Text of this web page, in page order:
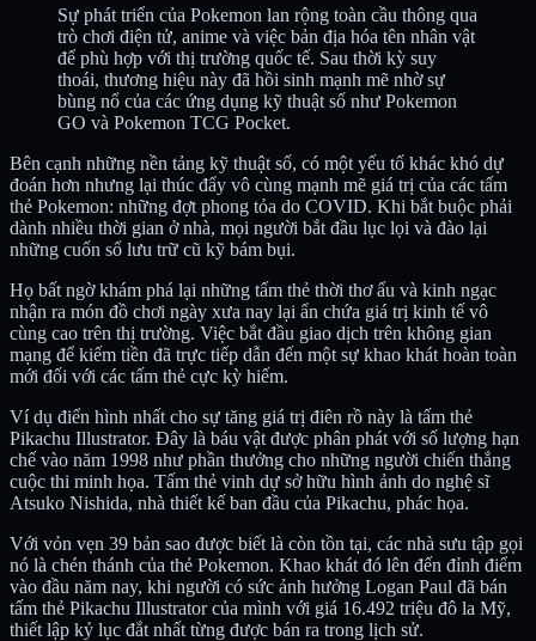
Sự phát triển của Pokemon lan rộng toàn cầu thông qua
trò chơi điện tử, anime và việc bản địa hóa tên nhân vật
để phù hợp với thị trường quốc tế. Sau thời kỳ suy
thoái, thương hiệu này đã hồi sinh mạnh mẽ nhờ sự
bùng nổ của các ứng dụng kỹ thuật số như Pokemon
GO và Pokemon TCG Pocket.
Bên cạnh những nền tảng kỹ thuật số, có một yếu tố khác khó dự
đoán hơn nhưng lại thúc đẩy vô cùng mạnh mẽ giá trị của các tấm
thẻ Pokemon: những đợt phong tỏa do COVID. Khi bắt buộc phải
dành nhiều thời gian ở nhà, mọi người bắt đầu lục lọi và đào lại
những cuốn sổ lưu trữ cũ kỹ bám bụi.
Họ bất ngờ khám phá lại những tấm thẻ thời thơ ấu và kinh ngạc
nhận ra món đồ chơi ngày xưa nay lại ẩn chứa giá trị kinh tế vô
cùng cao trên thị trường. Việc bắt đầu giao dịch trên không gian
mạng để kiếm tiền đã trực tiếp dẫn đến một sự khao khát hoàn toàn
mới đối với các tấm thẻ cực kỳ hiếm.
Ví dụ điển hình nhất cho sự tăng giá trị điên rồ này là tấm thẻ
Pikachu Illustrator. Đây là báu vật được phân phát với số lượng hạn
chế vào năm 1998 như phần thưởng cho những người chiến thắng
cuộc thi minh họa. Tấm thẻ vinh dự sở hữu hình ảnh do nghệ sĩ
Atsuko Nishida, nhà thiết kế ban đầu của Pikachu, phác họa.
Với vỏn vẹn 39 bản sao được biết là còn tồn tại, các nhà sưu tập gọi
nó là chén thánh của thẻ Pokemon. Khao khát đó lên đến đỉnh điểm
vào đầu năm nay, khi người có sức ảnh hưởng Logan Paul đã bán
tấm thẻ Pikachu Illustrator của mình với giá 16.492 triệu đô la Mỹ,
thiết lập kỷ lục đắt nhất từng được bán ra trong lịch sử.